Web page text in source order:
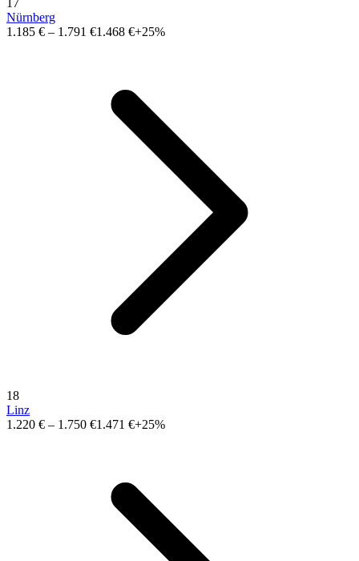
17
Nürnberg
1.185 € – 1.791 €1.468 €+25%
18
Linz
1.220 € – 1.750 €1.471 €+25%